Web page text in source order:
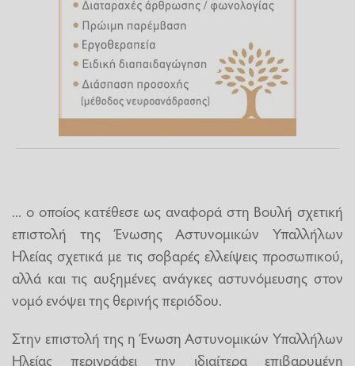
... ο οποίος κατέθεσε ως αναφορά στη Βουλή σχετική
επιστολή της Ένωσης Αστυνομικών Υπαλλήλων
Ηλείας σχετικά με τις σοβαρές ελλείψεις προσωπικού,
αλλά και τις αυξημένες ανάγκες αστυνόμευσης στον
νομό ενόψει της θερινής περιόδου.
Στην επιστολή της η Ένωση Αστυνομικών Υπαλλήλων
Ηλείας περιγράφει την ιδιαίτερα επιβαρυμένη